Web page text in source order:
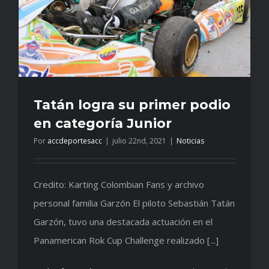
Tatán logra su primer podio
en categoría Junior
Por accdeportesacc | julio 22nd, 2021 | Noticias
Credito: Karting Colombian Fans y archivo
personal familia Garzón El piloto Sebastián Tatán
Garzón, tuvo una destacada actuación en el
Panamerican Rok Cup Challenge realizado [...]